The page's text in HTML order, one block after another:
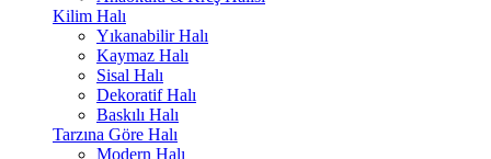
Kilim Halı
Yıkanabilir Halı
Kaymaz Halı
Sisal Halı
Dekoratif Halı
Baskılı Halı
Tarzına Göre Halı
Modern Halı